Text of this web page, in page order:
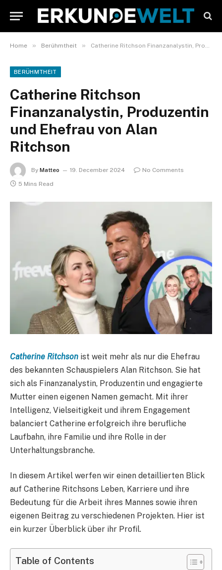
Home » Berühmtheit » Catherine Ritchson Finanzanalystin, Produzentin und Ehefrau von Alan Ritchson
BERÜHMTHEIT
Catherine Ritchson
Finanzanalystin, Produzentin
und Ehefrau von Alan
Ritchson
By Matteo 19. December 2024
No Comments
5 Mins Read
Catherine Ritchson ist weit mehr als nur die Ehefrau
des bekannten Schauspielers Alan Ritchson. Sie hat
sich als Finanzanalystin, Produzentin und engagierte
Mutter einen eigenen Namen gemacht. Mit ihrer
Intelligenz, Vielseitigkeit und ihrem Engagement
balanciert Catherine erfolgreich ihre berufliche
Laufbahn, ihre Familie und ihre Rolle in der
Unterhaltungsbranche.
In diesem Artikel werfen wir einen detaillierten Blick
auf Catherine Ritchsons Leben, Karriere und ihre
Bedeutung für die Arbeit ihres Mannes sowie ihren
eigenen Beitrag zu verschiedenen Projekten. Hier ist
ein kurzer Überblick über ihr Profil.
Table of Contents